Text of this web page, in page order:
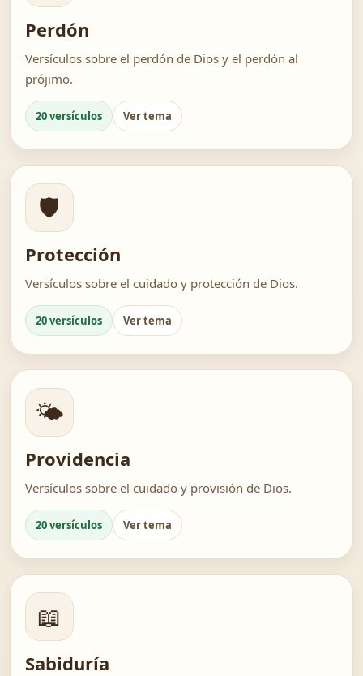
Perdón
Versículos sobre el perdón de Dios y el perdón al
prójimo.
20 versículos Ver tema
🛡️
Protección
Versículos sobre el cuidado y protección de Dios.
20 versículos Ver tema
🌤️
Providencia
Versículos sobre el cuidado y provisión de Dios.
20 versículos Ver tema
📖
Sabiduría